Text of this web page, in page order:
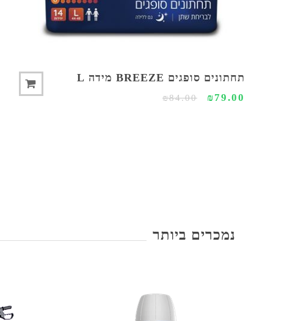
תחתונים סופגים BREEZE מידה L
₪79.00
₪84.00
נמכרים ביותר